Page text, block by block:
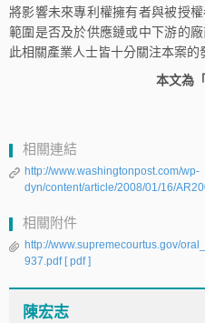
將影響未來專利權擁有者與被授
範圍是否及於供應鏈或中下游的
此相關產業人士皆十分關注本案的
本文為
相關連結
http://www.washingtonpost.com/wp-
dyn/content/article/2008/01/16/
相關附件
http://www.supremecourtus.gov/
937.pdf [ pdf ]
陳宏志